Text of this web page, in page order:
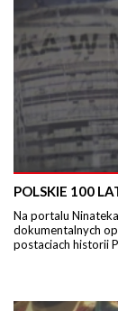
POLSKIE 100
Na portalu
dokumentalnych
postaciach historii